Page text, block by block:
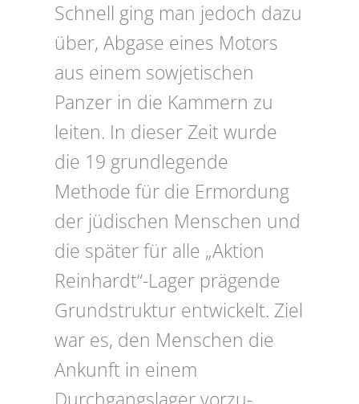
Schnell ging man jedoch dazu
über, Abgase eines Motors
aus einem sowjetischen
Panzer in die Kammern zu
leiten. In dieser Zeit wurde
die 19 grundlegende
Methode für die Ermordung
der jüdischen Menschen und
die später für alle „Aktion
Reinhardt“-Lager prägende
Grundstruktur entwickelt. Ziel
war es, den Menschen die
Ankunft in einem